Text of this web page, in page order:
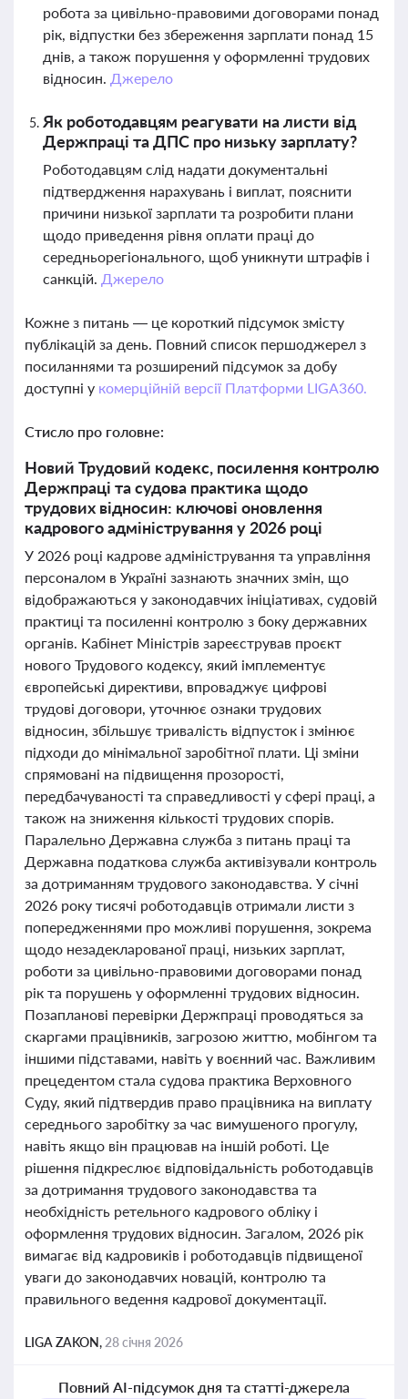
робота за цивільно-правовими договорами понад
рік, відпустки без збереження зарплати понад 15
днів, а також порушення у оформленні трудових
відносин. Джерело
Як роботодавцям реагувати на листи від
Держпраці та ДПС про низьку зарплату?
Роботодавцям слід надати документальні
підтвердження нарахувань і виплат, пояснити
причини низької зарплати та розробити плани
щодо приведення рівня оплати праці до
середньорегіонального, щоб уникнути штрафів і
санкцій. Джерело
Кожне з питань — це короткий підсумок змісту
публікацій за день. Повний список першоджерел з
посиланнями та розширений підсумок за добу
доступні у комерційній версії Платформи LIGA360.
Стисло про головне:
Новий Трудовий кодекс, посилення контролю
Держпраці та судова практика щодо
трудових відносин: ключові оновлення
кадрового адміністрування у 2026 році
У 2026 році кадрове адміністрування та управління
персоналом в Україні зазнають значних змін, що
відображаються у законодавчих ініціативах, судовій
практиці та посиленні контролю з боку державних
органів. Кабінет Міністрів зареєстрував проєкт
нового Трудового кодексу, який імплементує
європейські директиви, впроваджує цифрові
трудові договори, уточнює ознаки трудових
відносин, збільшує тривалість відпусток і змінює
підходи до мінімальної заробітної плати. Ці зміни
спрямовані на підвищення прозорості,
передбачуваності та справедливості у сфері праці, а
також на зниження кількості трудових спорів.
Паралельно Державна служба з питань праці та
Державна податкова служба активізували контроль
за дотриманням трудового законодавства. У січні
2026 року тисячі роботодавців отримали листи з
попередженнями про можливі порушення, зокрема
щодо незадекларованої праці, низьких зарплат,
роботи за цивільно-правовими договорами понад
рік та порушень у оформленні трудових відносин.
Позапланові перевірки Держпраці проводяться за
скаргами працівників, загрозою життю, мобінгом та
іншими підставами, навіть у воєнний час. Важливим
прецедентом стала судова практика Верховного
Суду, який підтвердив право працівника на виплату
середнього заробітку за час вимушеного прогулу,
навіть якщо він працював на іншій роботі. Це
рішення підкреслює відповідальність роботодавців
за дотримання трудового законодавства та
необхідність ретельного кадрового обліку і
оформлення трудових відносин. Загалом, 2026 рік
вимагає від кадровиків і роботодавців підвищеної
уваги до законодавчих новацій, контролю та
правильного ведення кадрової документації.
LIGA ZAKON, 28 січня 2026
Повний AI-підсумок дня та статті-джерела